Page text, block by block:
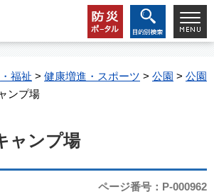
福祉 > 健康増進・スポーツ > 公園 > 公園
ンプ場
ャンプ場
ページ番号：P-000962